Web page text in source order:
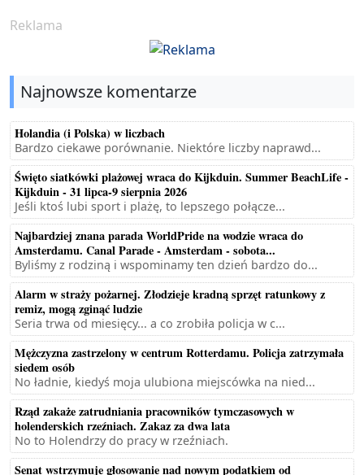
Reklama
Najnowsze komentarze
Holandia (i Polska) w liczbach
Bardzo ciekawe porównanie. Niektóre liczby naprawd...
Święto siatkówki plażowej wraca do Kijkduin. Summer BeachLife -
Kijkduin - 31 lipca-9 sierpnia 2026
Jeśli ktoś lubi sport i plażę, to lepszego połącze...
Najbardziej znana parada WorldPride na wodzie wraca do
Amsterdamu. Canal Parade - Amsterdam - sobota...
Byliśmy z rodziną i wspominamy ten dzień bardzo do...
Alarm w straży pożarnej. Złodzieje kradną sprzęt ratunkowy z
remiz, mogą zginąć ludzie
Seria trwa od miesięcy... a co zrobiła policja w c...
Mężczyzna zastrzelony w centrum Rotterdamu. Policja zatrzymała
siedem osób
No ładnie, kiedyś moja ulubiona miejscówka na nied...
Rząd zakaże zatrudniania pracowników tymczasowych w
holenderskich rzeźniach. Zakaz za dwa lata
No to Holendrzy do pracy w rzeźniach.
Senat wstrzymuje głosowanie nad nowym podatkiem od